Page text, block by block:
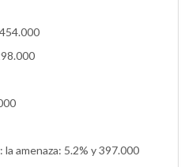
amenaza: 5.2% y 397.000